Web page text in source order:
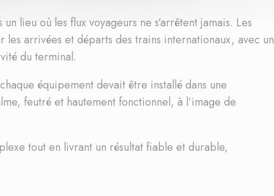
lieu où les flux voyageurs ne s’arrêtent jamais. Les
arrivées et départs des trains internationaux, avec un
du terminal.
équipement devait être installé dans une
feutré et hautement fonctionnel, à l’image de
tout en livrant un résultat fiable et durable,